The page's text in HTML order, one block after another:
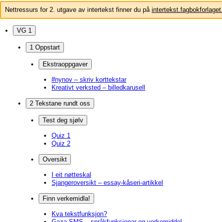
Nettressurs for 2. utgave av intertekst finner du på
VG 1
1 Oppstart
Ekstraoppgaver
#nynov – skriv korttekstar
Kreativt verksted – billedkarusell
2 Tekstane rundt oss
Test deg sjølv
Quiz 1
Quiz 2
Oversikt
I eit nøtteskal
Sjangeroversikt – essay-kåseri-artikkel
Finn verkemidla!
Kva tekstfunksjon?